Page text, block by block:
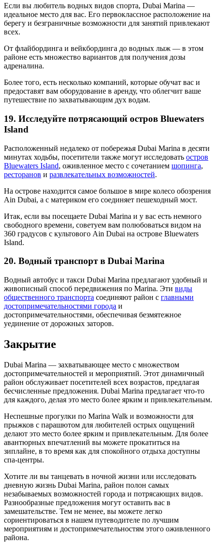
Если вы любитель водных видов спорта, Dubai Marina —
идеальное место для вас. Его первоклассное расположение на
берегу и безграничные возможности для занятий привлекают
всех.
От флайбординга и вейкбординга до водных лыж — в этом
районе есть множество вариантов для получения дозы
адреналина.
Более того, есть несколько компаний, которые обучат вас и
предоставят вам оборудование в аренду, что облегчит ваше
путешествие по захватывающим дух водам.
19. Исследуйте потрясающий остров Bluewaters
Island
Расположенный недалеко от побережья Dubai Marina в десяти
минутах ходьбы, посетители также могут исследовать остров
Bluewaters Island, оживленное место с сочетанием шопинга,
ресторанов и развлекательных возможностей.
На острове находится самое большое в мире колесо обозрения
Ain Dubai, а с материком его соединяет пешеходный мост.
Итак, если вы посещаете Dubai Marina и у вас есть немного
свободного времени, советуем вам полюбоваться видом на
360 градусов с культового Ain Dubai на острове Bluewaters
Island.
20. Водный транспорт в Dubai Marina
Водный автобус и такси Dubai Marina предлагают удобный и
живописный способ передвижения по Marina. Эти виды
общественного транспорта соединяют район с главными
достопримечательностями города и
достопримечательностями, обеспечивая безмятежное
уединение от дорожных заторов.
Закрытие
Dubai Marina — захватывающее место с множеством
достопримечательностей и мероприятий. Этот динамичный
район обслуживает посетителей всех возрастов, предлагая
бесчисленные предложения. Dubai Marina предлагает что-то
для каждого, делая это место более ярким и привлекательным.
Неспешные прогулки по Marina Walk и возможности для
прыжков с парашютом для любителей острых ощущений
делают это место более ярким и привлекательным. Для более
авантюрных впечатлений вы можете прокатиться на
зиплайне, в то время как для спокойного отдыха доступны
спа-центры.
Хотите ли вы танцевать в ночной жизни или исследовать
дневную жизнь Dubai Marina, район полон самых
незабываемых возможностей города и потрясающих видов.
Разнообразные предложения могут оставить вас в
замешательстве. Тем не менее, вы можете легко
сориентироваться в нашем путеводителе по лучшим
мероприятиям и достопримечательностям этого оживленного
района.